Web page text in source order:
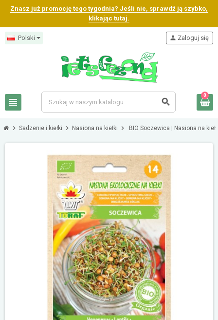
Znasz już promocję tego tygodnia? Jeśli nie, sprawdź ją szybko,
klikając tutaj.
Polski
view_headline search
person Zaloguj się
0
chevron_right Sadzenie i kiełki chevron_right Nasiona na kiełki chevron_right BIO Soczewica | Nasiona na